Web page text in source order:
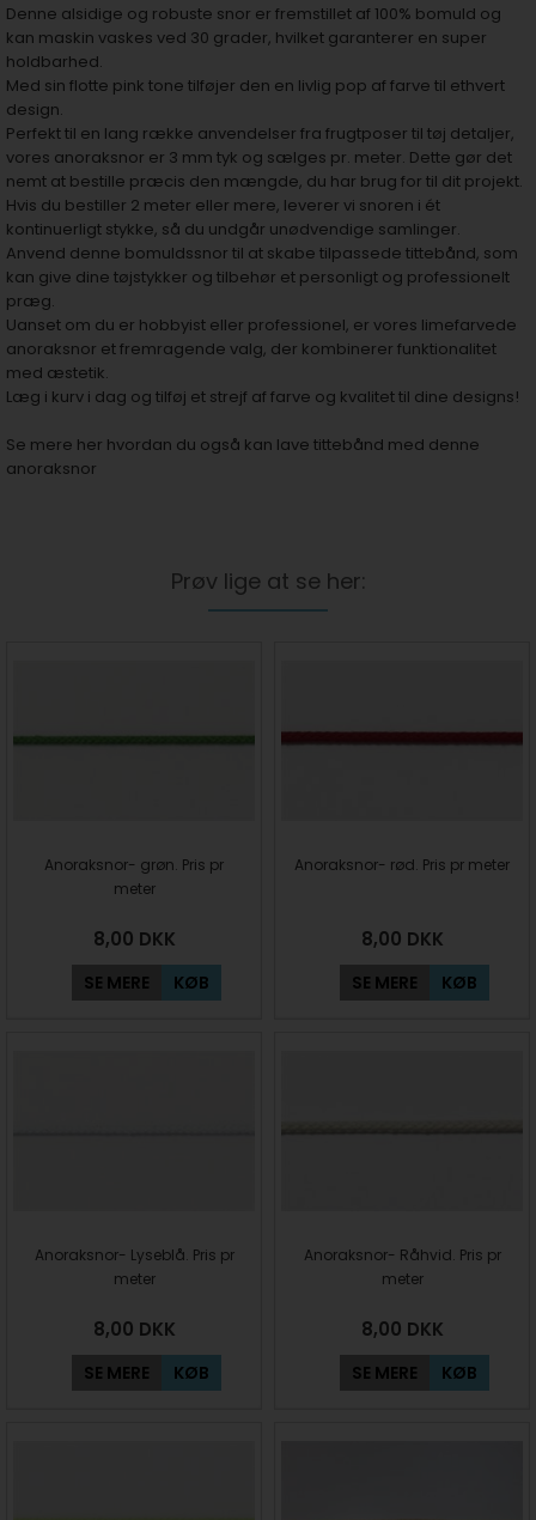
Denne alsidige og robuste snor er fremstillet af 100% bomuld og
kan maskin vaskes ved 30 grader, hvilket garanterer en super
holdbarhed.
Med sin flotte pink tone tilføjer den en livlig pop af farve til ethvert
design.
Perfekt til en lang række anvendelser fra frugtposer til tøj detaljer,
vores anoraksnor er 3 mm tyk og sælges pr. meter. Dette gør det
nemt at bestille præcis den mængde, du har brug for til dit projekt.
Hvis du bestiller 2 meter eller mere, leverer vi snoren i ét
kontinuerligt stykke, så du undgår unødvendige samlinger.
Anvend denne bomuldssnor til at skabe tilpassede tittebånd, som
kan give dine tøjstykker og tilbehør et personligt og professionelt
præg.
Uanset om du er hobbyist eller professionel, er vores limefarvede
anoraksnor et fremragende valg, der kombinerer funktionalitet
med æstetik.
Læg i kurv i dag og tilføj et strejf af farve og kvalitet til dine designs!
Se mere her hvordan du også kan lave tittebånd med denne
anoraksnor
Prøv lige at se her:
Anoraksnor- grøn. Pris pr
meter
8,00 DKK
SE MERE KØB
Anoraksnor- rød. Pris pr meter
8,00 DKK
SE MERE KØB
Anoraksnor- Lyseblå. Pris pr
meter
8,00 DKK
SE MERE KØB
Anoraksnor- Råhvid. Pris pr
meter
8,00 DKK
SE MERE KØB